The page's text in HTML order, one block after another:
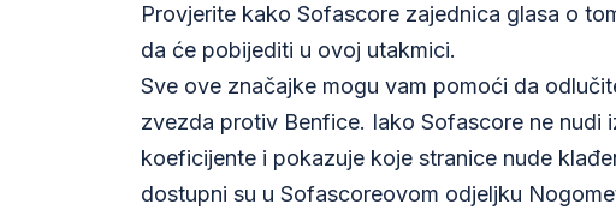
Provjerite kako Sofascore zajednica glasa o
da će pobijediti u ovoj utakmici.
Sve ove značajke mogu vam pomoći da
zvezda protiv Benfice. Iako Sofascore ne nudi
koeficijente i pokazuje koje stranice nude
dostupni su u Sofascoreovom odjeljku